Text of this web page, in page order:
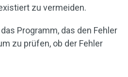
zu vermeiden.
Programm, das den Fehler
zu prüfen, ob der Fehler